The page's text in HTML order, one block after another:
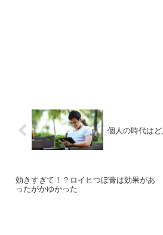
個人の時代は
効きすぎて！？ロイヒつぼ膏は効果があ
ったがかゆかった